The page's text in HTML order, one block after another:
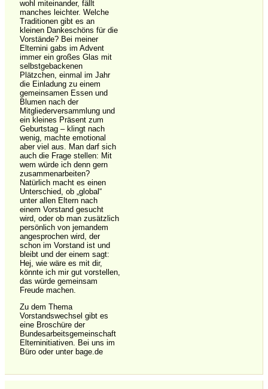
wohl miteinander, fällt
manches leichter. Welche
Traditionen gibt es an
kleinen Dankeschöns für die
Vorstände? Bei meiner
Elternini gabs im Advent
immer ein großes Glas mit
selbstgebackenen
Plätzchen, einmal im Jahr
die Einladung zu einem
gemeinsamen Essen und
Blumen nach der
Mitgliederversammlung und
ein kleines Präsent zum
Geburtstag – klingt nach
wenig, machte emotional
aber viel aus. Man darf sich
auch die Frage stellen: Mit
wem würde ich denn gern
zusammenarbeiten?
Natürlich macht es einen
Unterschied, ob „global“
unter allen Eltern nach
einem Vorstand gesucht
wird, oder ob man zusätzlich
persönlich von jemandem
angesprochen wird, der
schon im Vorstand ist und
bleibt und der einem sagt:
Hej, wie wäre es mit dir,
könnte ich mir gut vorstellen,
das würde gemeinsam
Freude machen.
Zu dem Thema
Vorstandswechsel gibt es
eine Broschüre der
Bundesarbeitsgemeinschaft
Elterninitiativen. Bei uns im
Büro oder unter bage.de